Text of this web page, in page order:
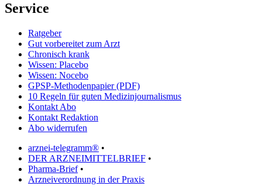
Service
Ratgeber
Gut vorbereitet zum Arzt
Chronisch krank
Wissen: Placebo
Wissen: Nocebo
GPSP-Methodenpapier (PDF)
10 Regeln für guten Medizinjournalismus
Kontakt Abo
Kontakt Redaktion
Abo widerrufen
arznei-telegramm® •
DER ARZNEIMITTELBRIEF •
Pharma-Brief•
Arzneiverordnung in der Praxis